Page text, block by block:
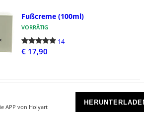
APP von Holyart
Fußcreme (100ml)
VORRÄTIG
14
€ 17,90
Bienenwachs-Creme (50ml)